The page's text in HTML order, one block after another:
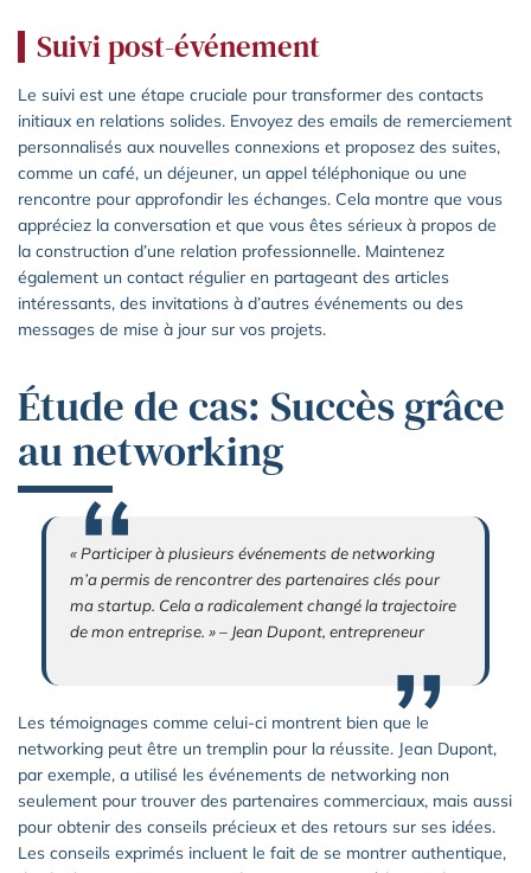
Suivi post-événement
Le suivi est une étape cruciale pour transformer des contacts
initiaux en relations solides. Envoyez des emails de remerciement
personnalisés aux nouvelles connexions et proposez des suites,
comme un café, un déjeuner, un appel téléphonique ou une
rencontre pour approfondir les échanges. Cela montre que vous
appréciez la conversation et que vous êtes sérieux à propos de
la construction d’une relation professionnelle. Maintenez
également un contact régulier en partageant des articles
intéressants, des invitations à d’autres événements ou des
messages de mise à jour sur vos projets.
Étude de cas: Succès grâce
au networking
« Participer à plusieurs événements de networking
m’a permis de rencontrer des partenaires clés pour
ma startup. Cela a radicalement changé la trajectoire
de mon entreprise. » – Jean Dupont, entrepreneur
Les témoignages comme celui-ci montrent bien que le
networking peut être un tremplin pour la réussite. Jean Dupont,
par exemple, a utilisé les événements de networking non
seulement pour trouver des partenaires commerciaux, mais aussi
pour obtenir des conseils précieux et des retours sur ses idées.
Les conseils exprimés incluent le fait de se montrer authentique,